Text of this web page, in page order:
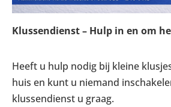
Klussendienst – Hulp in en om
Heeft u hulp nodig bij kleine
huis en kunt u niemand
klussendienst u graag.